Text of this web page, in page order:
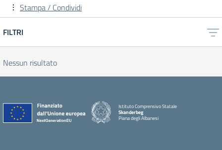
Stampa / Condividi
FILTRI
Nessun risultato
Istituto Comprensivo Statale
Skanderbeg
Piana degli Albanesi